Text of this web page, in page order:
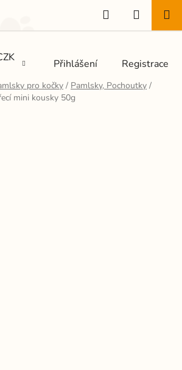
Přihlášení Registrace
Hledat
KOŠÍK
pro kočky / Pamlsky, Pochoutky /
mini kousky 50g